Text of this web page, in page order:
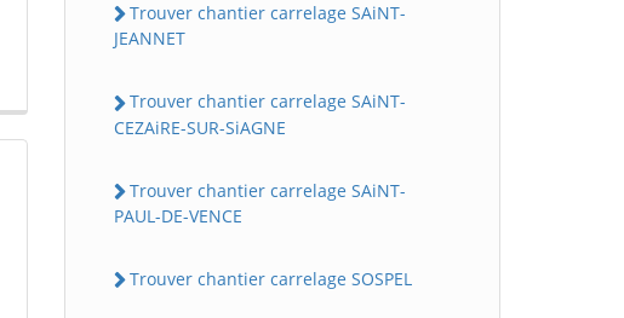
Trouver chantier carrelage SAiNT-
JEANNET
Trouver chantier carrelage SAiNT-
CEZAiRE-SUR-SiAGNE
Trouver chantier carrelage SAiNT-
PAUL-DE-VENCE
Trouver chantier carrelage SOSPEL